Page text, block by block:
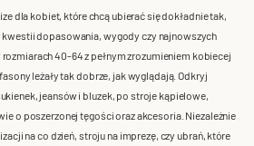
dla kobiet, które chcą ubierać się dokładnie tak,
dopasowania, wygody czy najnowszych
40-64 z pełnym zrozumieniem kobiecej
leżały tak dobrze, jak wyglądają. Odkryj
jeansów i bluzek, po stroje kąpielowe,
o poszerzonej tęgości oraz akcesoria. Niezależnie
na co dzień, stroju na imprezę, czy ubrań, które